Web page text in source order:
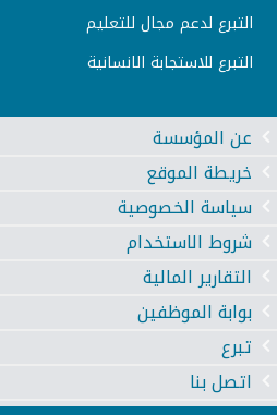
التبرع لدعم مجال للتعليم
التبرع للاستجابة الانسانية
عن المؤسسة
خريطة الموقع
سياسة الخصوصية
شروط الاستخدام
التقارير المالية
بوابة الموظفين
تبرع
اتصل بنا